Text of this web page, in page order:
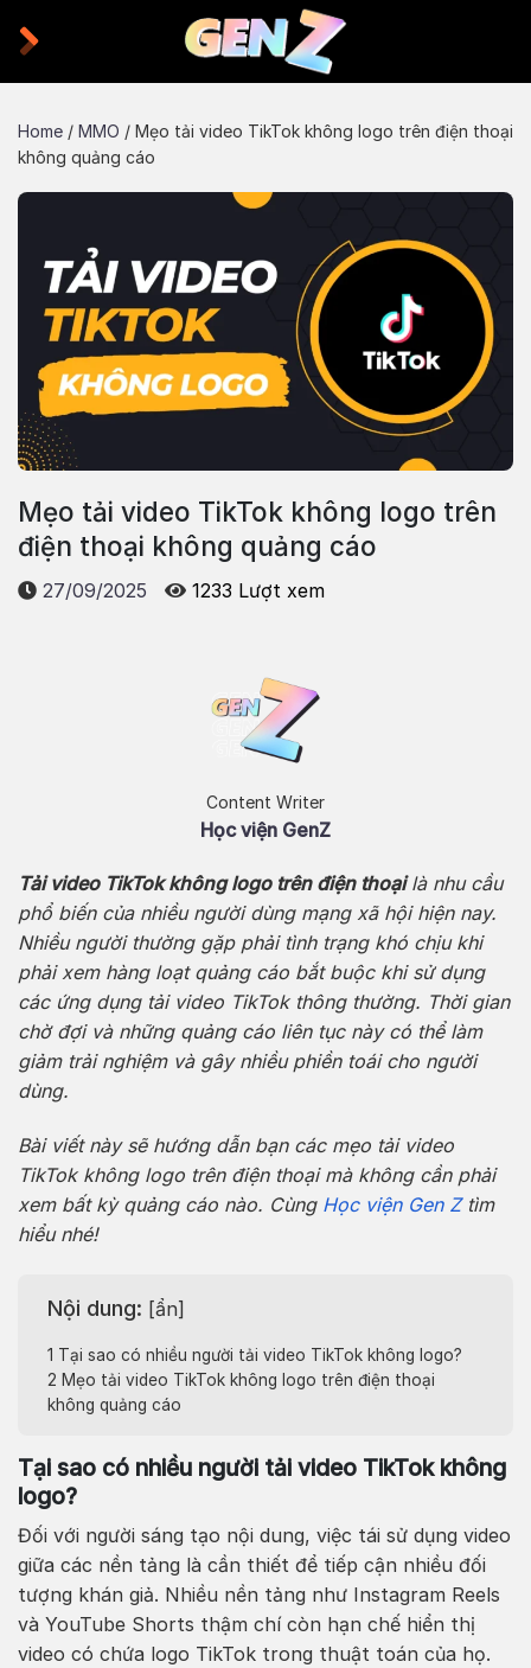
Home / MMO / Mẹo tải video TikTok không logo trên điện thoại
không quảng cáo
Mẹo tải video TikTok không logo trên
điện thoại không quảng cáo
27/09/2025 1233 Lượt xem
Content Writer
Học viện GenZ
Tải video TikTok không logo trên điện thoạilà nhu cầu
phổ biến của nhiều người dùng mạng xã hội hiện nay.
Nhiều người thường gặp phải tình trạng khó chịu khi
phải xem hàng loạt quảng cáo bắt buộc khi sử dụng
các ứng dụng tải video TikTok thông thường. Thời gian
chờ đợi và những quảng cáo liên tục này có thể làm
giảm trải nghiệm và gây nhiều phiền toái cho người
dùng.
Bài viết này sẽ hướng dẫn bạn các mẹo tải video
TikTok không logo trên điện thoại mà không cần phải
xem bất kỳ quảng cáo nào. Cùng Học viện Gen Ztìm
hiểu nhé!
Nội dung: [ẩn]
1 Tại sao có nhiều người tải video TikTok không logo?
2 Mẹo tải video TikTok không logo trên điện thoại
không quảng cáo
Tại sao có nhiều người tải video TikTok không
logo?
Đối với người sáng tạo nội dung, việc tái sử dụng video
giữa các nền tảng là cần thiết để tiếp cận nhiều đối
tượng khán giả. Nhiều nền tảng như Instagram Reels
và YouTube Shorts thậm chí còn hạn chế hiển thị
video có chứa logo TikTok trong thuật toán của họ.